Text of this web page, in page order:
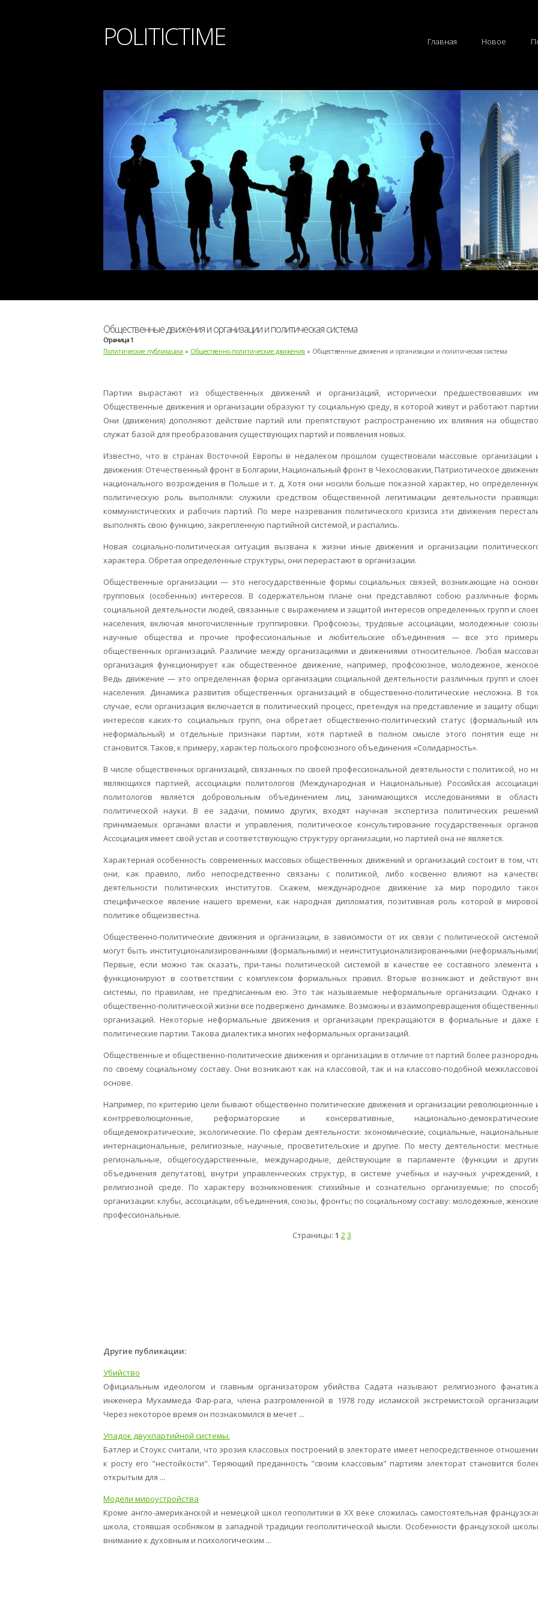
POLITICTIME Главная Новое
Общественные движения и организации и политическая система
Страница 1
Политические публикации » Общественно-политические движения » Общественные движения и организации и политическая система
Партии вырастают из общественных движений и организаций, исторически предшествовавших
Общественные движения и организации образуют ту социальную среду, в которой живут и работают
Они (движения) дополняют действие партий или препятствуют распространению их влияния на
служат базой для преобразования существующих партий и появления новых.
Известно, что в странах Восточной Европы в недалеком прошлом существовали массовые организации
движения: Отечественный фронт в Болгарии, Национальный фронт в Чехословакии, Патриотическое
национального возрождения в Польше и т. д. Хотя они носили больше показной характер, но
политическую роль выполняли: служили средством общественной легитимации деятельности
коммунистических и рабочих партий. По мере назревания политического кризиса эти движения
выполнять свою функцию, закрепленную партийной системой, и распались.
Новая социально-политическая ситуация вызвана к жизни иные движения и организации
характера. Обретая определенные структуры, они перерастают в организации.
Общественные организации — это негосударственные формы социальных связей, возникающие на
групповых (особенных) интересов. В содержательном плане они представляют собою различные
социальной деятельности людей, связанные с выражением и защитой интересов определенных групп и
населения, включая многочисленные группировки. Профсоюзы, трудовые ассоциации, молодежные
научные общества и прочие профессиональные и любительские объединения — все это
общественных организаций. Различие между организациями и движениями относительное. Любая
организация функционирует как общественное движение, например, профсоюзное, молодежное,
Ведь движение — это определенная форма организации социальной деятельности различных групп и
населения. Динамика развития общественных организаций в общественно-политические несложна. В
случае, если организация включается в политический процесс, претендуя на представление и защиту
интересов каких-то социальных групп, она обретает общественно-политический статус (формальный
неформальный) и отдельные признаки партии, хотя партией в полном смысле этого понятия еще
становится. Таков, к примеру, характер польского профсоюзного объединения «Солидарность».
В числе общественных организаций, связанных по своей профессиональной деятельности с политикой, но
являющихся партией, ассоциации политологов (Международная и Национальные). Российская
политологов является добровольным объединением лиц, занимающихся исследованиями в
политической науки. В ее задачи, помимо других, входят научная экспертиза политических
принимаемых органами власти и управления, политическое консультирование государственных
Ассоциация имеет свой устав и соответствующую структуру организации, но партией она не является.
Характерная особенность современных массовых общественных движений и организаций состоит в том,
они, как правило, либо непосредственно связаны с политикой, либо косвенно влияют на
деятельности политических институтов. Скажем, международное движение за мир породило
специфическое явление нашего времени, как народная дипломатия, позитивная роль которой в
политике общеизвестна.
Общественно-политические движения и организации, в зависимости от их связи с политической
могут быть институционализированными (формальными) и неинституционализированными
Первые, если можно так сказать, при-таны политической системой в качестве ее составного элемента
функционируют в соответствии с комплексом формальных правил. Вторые возникают и действуют
системы, по правилам, не предписанным ею. Это так называемые неформальные организации. Однако
общественно-политической жизни все подвержено динамике. Возможны и взаимопревращения
организаций. Некоторые неформальные движения и организации прекращаются в формальные и даже
политические партии. Такова диалектика многих неформальных организаций.
Общественные и общественно-политические движения и организации в отличие от партий более
по своему социальному составу. Они возникают как на классовой, так и на классово-подобной
основе.
Например, по критерию цели бывают общественно политические движения и организации революционные
контрреволюционные, реформаторские и консервативные, национально-
общедемократические, экологические. По сферам деятельности: экономические, социальные,
интернациональные, религиозные, научные, просветительские и другие. По месту деятельности:
региональные, общегосударственные, международные, действующие в парламенте (функции и
объединения депутатов), внутри управленческих структур, в системе учебных и научных учреждений,
религиозной среде. По характеру возникновения: стихийные и сознательно организуемые; по
организации: клубы, ассоциации, объединения, союзы, фронты; по социальному составу: молодежные,
профессиональные.
Страницы: 1 23
Другие публикации:
Убийство
Официальным идеологом и главным организатором убийства Садата называют религиозного
инженера Мухаммеда Фар-рага, члена разгромленной в 1978 году исламской экстремистской
Через некоторое время он познакомился в мечет ...
Упадок двухпартийной системы.
Батлер и Стоукс считали, что эрозия классовых построе­ний в электорате имеет непосредственное
к росту его "нестойкости". Теряющий преданность "своим классо­вым" партиям электорат становится
открытым для ...
Модели мироустройства
Кроме англо-американской и немецкой школ геополитики в XX веке сложилась самостоятельная
школа, стоявшая особняком в западной традиции геополитической мысли. Особенности французской
внимание к духовным и психологическим ...